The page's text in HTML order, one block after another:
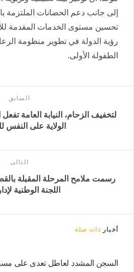
إلى جانب دعم الحضانات الملتزمة
تحسين مستوى الخدمات المقدمة
رؤية الدولة في تطوير منظومة
الطفولة الأولى.
السابق
لتخفيف الزحام، النيابة العامة
الولاية على النفس
التالى
رسمت ملامح المرحلة المقبلة
اللجنة الوطنية
أخبار ذات صلة
السجن المشدد لعاطل تعدى على